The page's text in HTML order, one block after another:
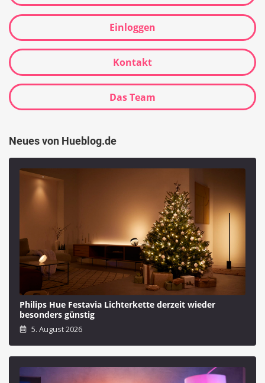
Einloggen
Kontakt
Das Team
Neues von Hueblog.de
Philips Hue Festavia Lichterkette derzeit wieder
besonders günstig
5. August 2026